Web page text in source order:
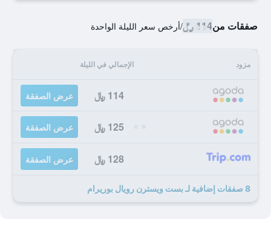
صفقات من114 ﷼ /أرخص سعر الليلة الواحدة
مزود الإجمالي في الليلة
114 ﷼ عرض الصفقة
125 ﷼ عرض الصفقة
128 ﷼ عرض الصفقة
8 صفقات إضافية لـ بست ويسترن رويال بوريرام